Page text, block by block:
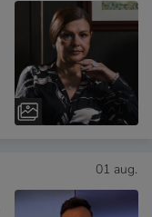
01 aug.